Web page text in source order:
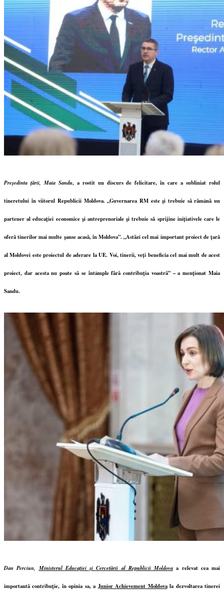
Președinta țării, Maia Sandu, a rostit un discurs de felicitare, în care a subliniat rolul
tineretului în viitorul Republicii Moldova. „Guvernarea RM este și trebuie să rămână un
partener al educației economice și antreprenoriale și trebuie să sprijine inițiativele care le
oferă tinerilor mai multe șanse acasă, în Moldova”. „Astăzi cel mai important proiect de țară
al Moldovei este proiectul de aderare la UE. Voi, tinerii, veți beneficia cel mai mult de acest
proiect, dar acesta nu poate să se întâmple fără contribuția voastră” – a menționat Maia
Sandu.
Dan Perciun,Ministerul Educației și Cercetării al Republicii Moldova a relevat cea mai
importantă contribuție, în opinia sa, a Junior Achievement Moldovala dezvoltarea tinerei